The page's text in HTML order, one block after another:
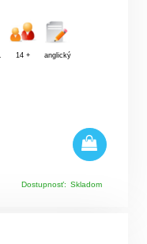
14 + anglický
Dostupnosť: Skladom